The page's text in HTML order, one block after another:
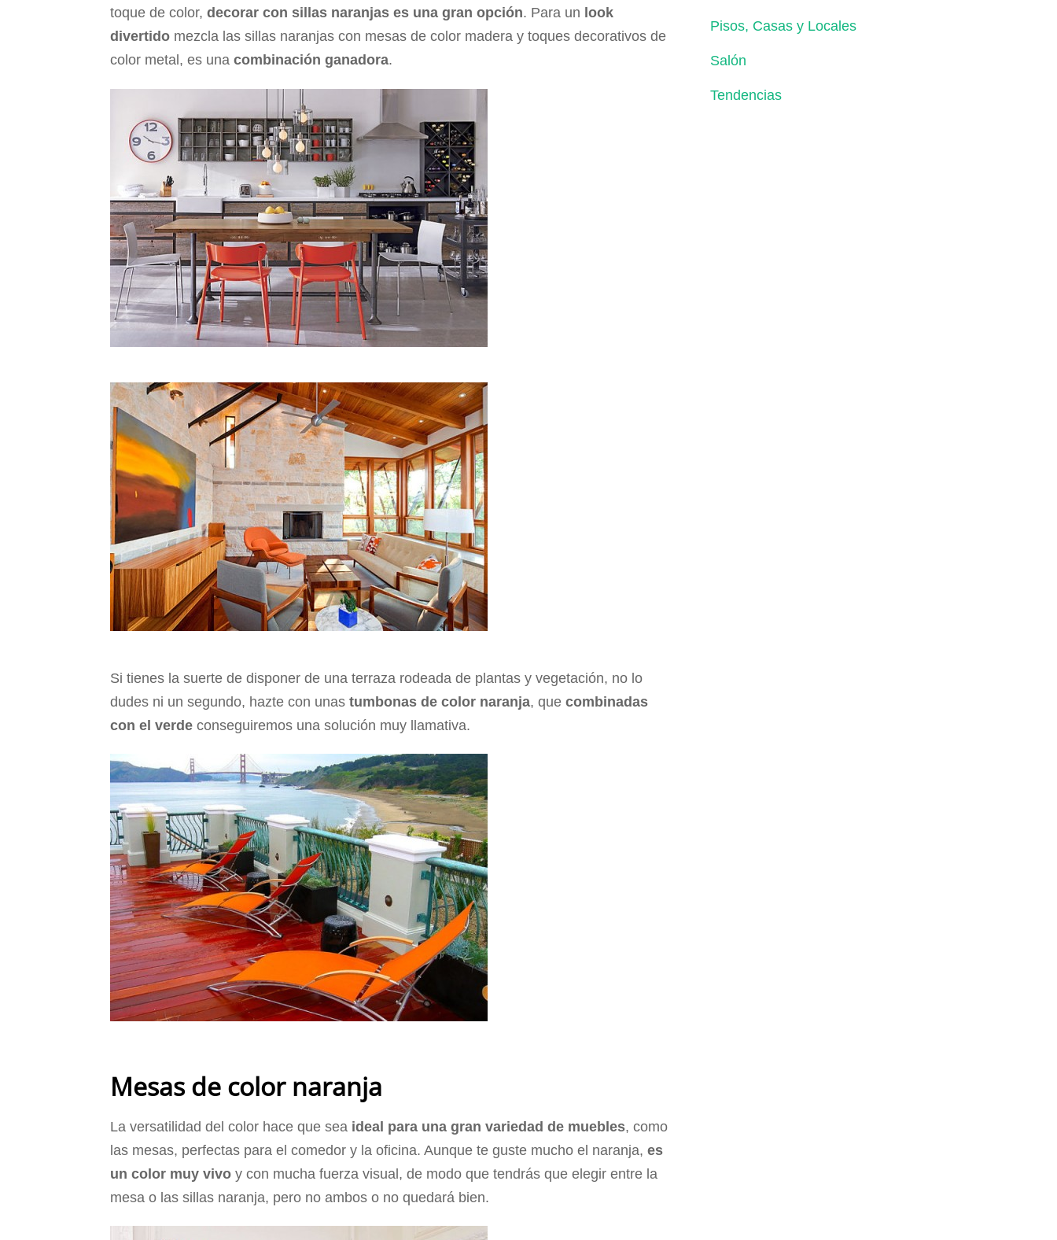
toque de color, decorar con sillas naranjas es una gran opción. Para un look
divertido mezcla las sillas naranjas con mesas de color madera y toques decorativos de
color metal, es una combinación ganadora.
Si tienes la suerte de disponer de una terraza rodeada de plantas y vegetación, no lo
dudes ni un segundo, hazte con unas tumbonas de color naranja, que combinadas
con el verde conseguiremos una solución muy llamativa.
Mesas de color naranja
La versatilidad del color hace que sea ideal para una gran variedad de muebles, como
las mesas, perfectas para el comedor y la oficina. Aunque te guste mucho el naranja, es
un color muy vivo y con mucha fuerza visual, de modo que tendrás que elegir entre la
mesa o las sillas naranja, pero no ambos o no quedará bien.
Pisos, Casas y Locales
Salón
Tendencias